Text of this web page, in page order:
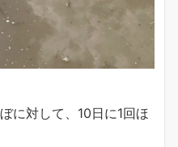
に対して、10日に1回ほ